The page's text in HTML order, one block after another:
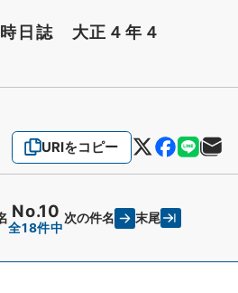
日誌 大正４年４
URIをコピー
No.10
全18件中
次の件名 末尾